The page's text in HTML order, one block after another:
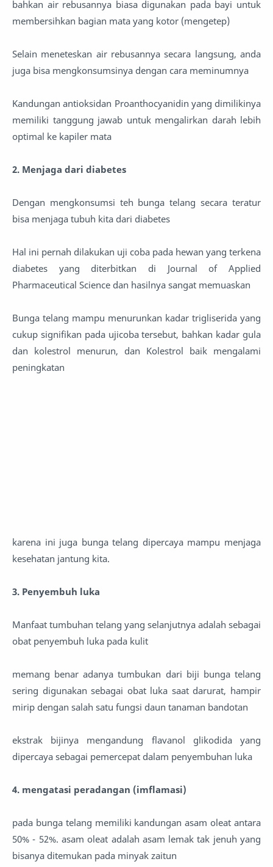
bahkan air rebusannya biasa digunakan pada bayi untuk
membersihkan bagian mata yang kotor (mengetep)
Selain meneteskan air rebusannya secara langsung, anda
juga bisa mengkonsumsinya dengan cara meminumnya
Kandungan antioksidan Proanthocyanidin yang dimilikinya
memiliki tanggung jawab untuk mengalirkan darah lebih
optimal ke kapiler mata
2. Menjaga dari diabetes
Dengan mengkonsumsi teh bunga telang secara teratur
bisa menjaga tubuh kita dari diabetes
Hal ini pernah dilakukan uji coba pada hewan yang terkena
diabetes yang diterbitkan di Journal of Applied
Pharmaceutical Science dan hasilnya sangat memuaskan
Bunga telang mampu menurunkan kadar trigliserida yang
cukup signifikan pada ujicoba tersebut, bahkan kadar gula
dan kolestrol menurun, dan Kolestrol baik mengalami
peningkatan
karena ini juga bunga telang dipercaya mampu menjaga
kesehatan jantung kita.
3. Penyembuh luka
Manfaat tumbuhan telang yang selanjutnya adalah sebagai
obat penyembuh luka pada kulit
memang benar adanya tumbukan dari biji bunga telang
sering digunakan sebagai obat luka saat darurat, hampir
mirip dengan salah satu fungsi daun tanaman bandotan
ekstrak bijinya mengandung flavanol glikodida yang
dipercaya sebagai pemercepat dalam penyembuhan luka
4. mengatasi peradangan (imflamasi)
pada bunga telang memiliki kandungan asam oleat antara
50% - 52%. asam oleat adalah asam lemak tak jenuh yang
bisanya ditemukan pada minyak zaitun